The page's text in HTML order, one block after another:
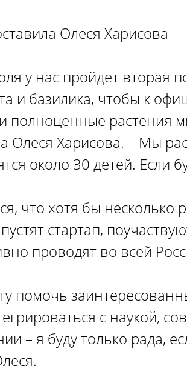
Олеся Харисова
у нас пройдет вторая
и базилика, чтобы к
полноценные растения
Олеся Харисова. – Мы
около 30 детей. Если
что хотя бы несколько
стартап,
проводят во всей
помочь
с наукой,
– я буду только рада,